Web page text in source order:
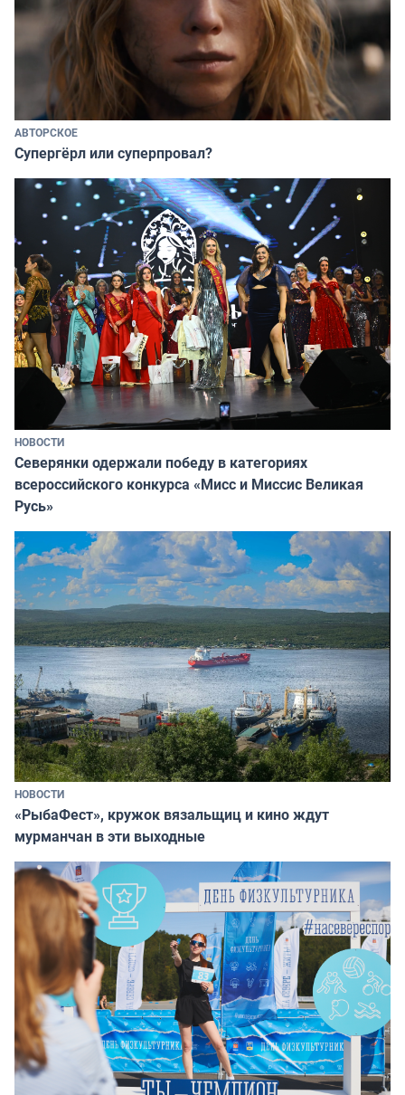
АВТОРСКОЕ
Супергёрл или суперпровал?
НОВОСТИ
Северянки одержали победу в категориях
всероссийского конкурса «Мисс и Миссис Великая
Русь»
НОВОСТИ
«РыбаФест», кружок вязальщиц и кино ждут
мурманчан в эти выходные